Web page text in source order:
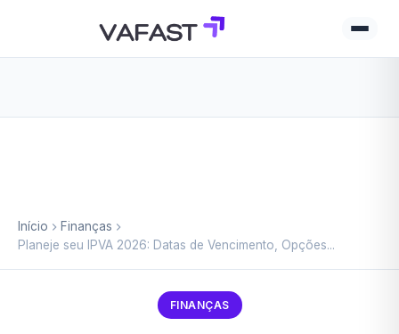
Início
Finanças
Planeje seu IPVA 2026: Datas de Vencimento, Opções...
FINANÇAS